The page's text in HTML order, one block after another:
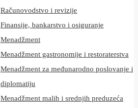
Računovodstvo i revizije
Finansije, bankarstvo i osiguranje
Menadžment
Menadžment gastronomije i restoraterstva
Menadžment za međunarodno poslovanje i
diplomatiju
Menadžment malih i srednjih preduzeća